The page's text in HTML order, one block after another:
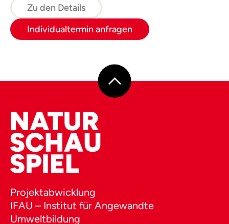
Zu den Details
Individualtermin anfragen
Projektabwicklung
IFAU – Institut für Angewandte
Umweltbildung